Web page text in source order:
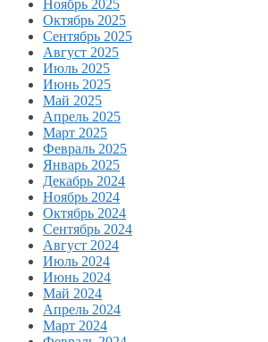
Ноябрь 2025
Октябрь 2025
Сентябрь 2025
Август 2025
Июль 2025
Июнь 2025
Май 2025
Апрель 2025
Март 2025
Февраль 2025
Январь 2025
Декабрь 2024
Ноябрь 2024
Октябрь 2024
Сентябрь 2024
Август 2024
Июль 2024
Июнь 2024
Май 2024
Апрель 2024
Март 2024